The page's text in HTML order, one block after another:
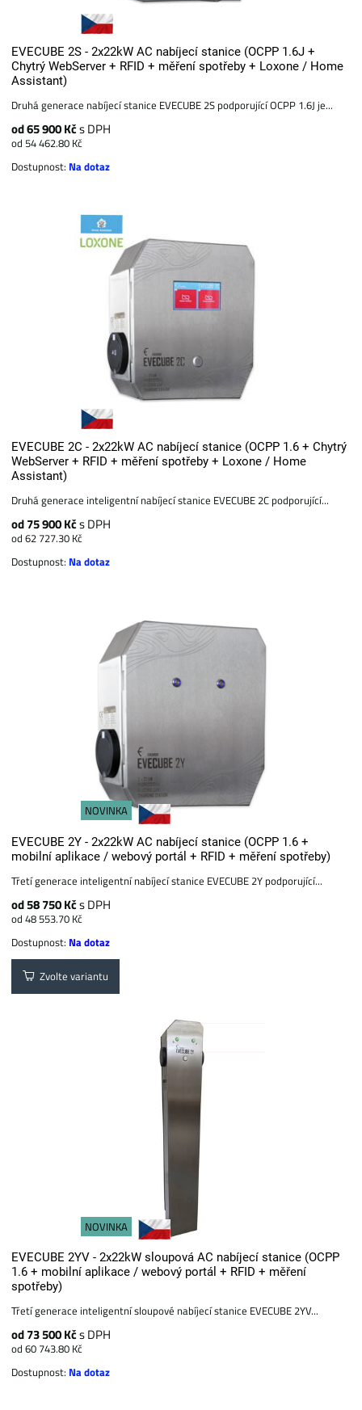
EVECUBE 2S - 2x22kW AC nabíjecí stanice (OCPP 1.6J +
Chytrý WebServer + RFID + měření spotřeby + Loxone / Home
Assistant)
Druhá generace nabíjecí stanice EVECUBE 2S podporující OCPP 1.6J je...
od 65 900 Kčs DPH
od 54 462.80 Kč
Dostupnost: Na dotaz
EVECUBE 2C - 2x22kW AC nabíjecí stanice (OCPP 1.6 + Chytrý
WebServer + RFID + měření spotřeby + Loxone / Home
Assistant)
Druhá generace inteligentní nabíjecí stanice EVECUBE 2C podporující...
od 75 900 Kčs DPH
od 62 727.30 Kč
Dostupnost: Na dotaz
NOVINKA
EVECUBE 2Y - 2x22kW AC nabíjecí stanice (OCPP 1.6 +
mobilní aplikace / webový portál + RFID + měření spotřeby)
Třetí generace inteligentní nabíjecí stanice EVECUBE 2Y podporující...
od 58 750 Kčs DPH
od 48 553.70 Kč
Dostupnost: Na dotaz
Zvolte variantu
NOVINKA
EVECUBE 2YV - 2x22kW sloupová AC nabíjecí stanice (OCPP
1.6 + mobilní aplikace / webový portál + RFID + měření
spotřeby)
Třetí generace inteligentní sloupové nabíjecí stanice EVECUBE 2YV...
od 73 500 Kčs DPH
od 60 743.80 Kč
Dostupnost: Na dotaz